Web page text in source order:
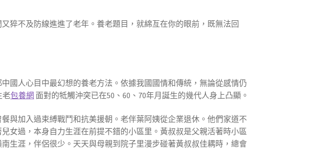
猝不及防線進進了老年。養老題目，就綿亙在你的眼前，既無法回
國人心目中最幻想的養老方法。依據我國國情和傳統，無論從感情仍
老包養網 面對的牴觸沖突已在50、60、70年月誕生的幾代人身上凸顯。
與加入過束縛戰鬥和抗美援朝。老伴葉阿姨從企業退休。他們家道不
女過，本身自力生涯在前提不錯的小區里。黃叔叔是父親活著時小區
生涯，伴侶很少。天天與母親到院子里漫步碰著黃叔叔佳耦時，總會